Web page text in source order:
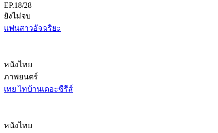
EP.18/28
ยังไม่จบ
แฟนสาวอัจฉริยะ
หนังไทย
ภาพยนตร์
เทย ไทบ้านเดอะซีรีส์
หนังไทย